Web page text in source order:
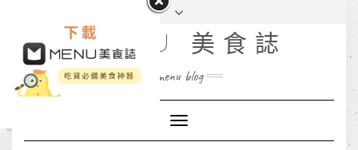
MENU 美食誌
menu blog
Toggle
Navigation